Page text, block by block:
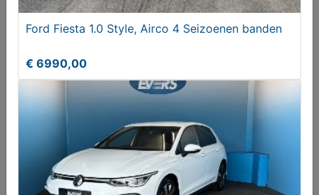
BMW zwarte Velgen 17 inch met Hankook runflat
winterbanden
Ford Fiesta 1.0 Style, Airco 4 Seizoenen banden
€ 6990,00